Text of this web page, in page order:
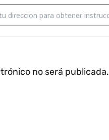
[]
no será publicada.